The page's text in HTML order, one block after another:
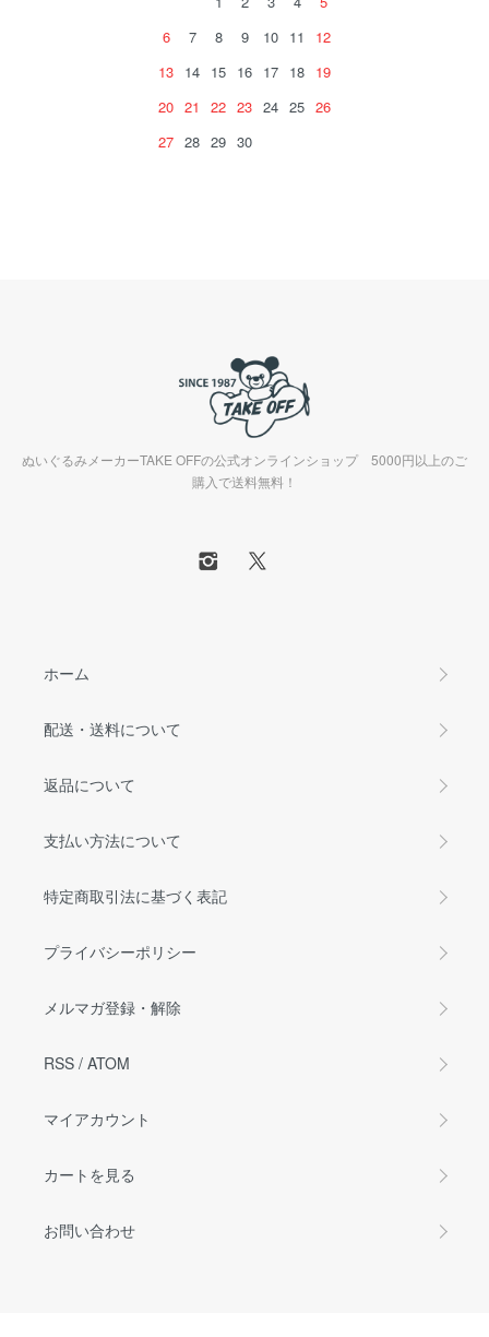
6
7 8 9 10 11
12
13 14 15 16 17 18 19
20 21 22 23 24 25 26
27 28 29 30
ぬいぐるみメーカーTAKE OFFの公式オンラインショップ 5000円以上のご
購入で送料無料！
ホーム
配送・送料について
返品について
支払い方法について
特定商取引法に基づく表記
プライバシーポリシー
メルマガ登録・解除
RSS / ATOM
マイアカウント
カートを見る
お問い合わせ